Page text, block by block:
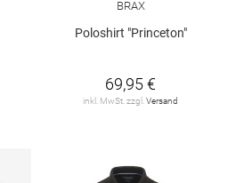
BRAX
Poloshirt "Princeton"
69,95 €
inkl. MwSt. zzgl. Versand